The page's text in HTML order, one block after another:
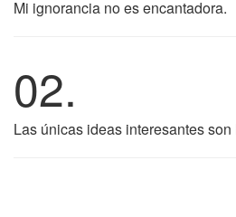
Mi ignorancia no es encantadora.
02.
Las únicas ideas interesantes son